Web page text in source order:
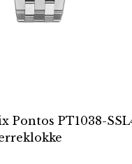
Pontos PT1038-